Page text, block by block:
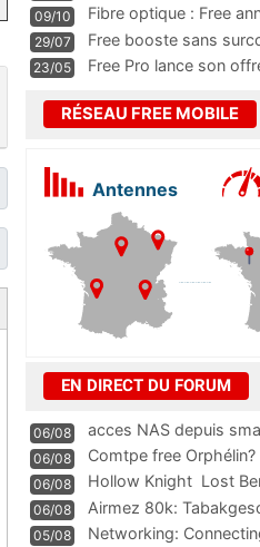
09/10
Fibre optique : Free
pass
29/07
Free booste sans
23/05 Free Pro lance son
RÉSEAU FREE MOBILE
Antennes
EN DIRECT DU FORUM
06/08 acces NAS depuis
06/08 Comtpe free Orphélin?
06/08 Hollow Knight  Lost
06/08
Airmez 80k:
Technologie und
05/08 Networking: